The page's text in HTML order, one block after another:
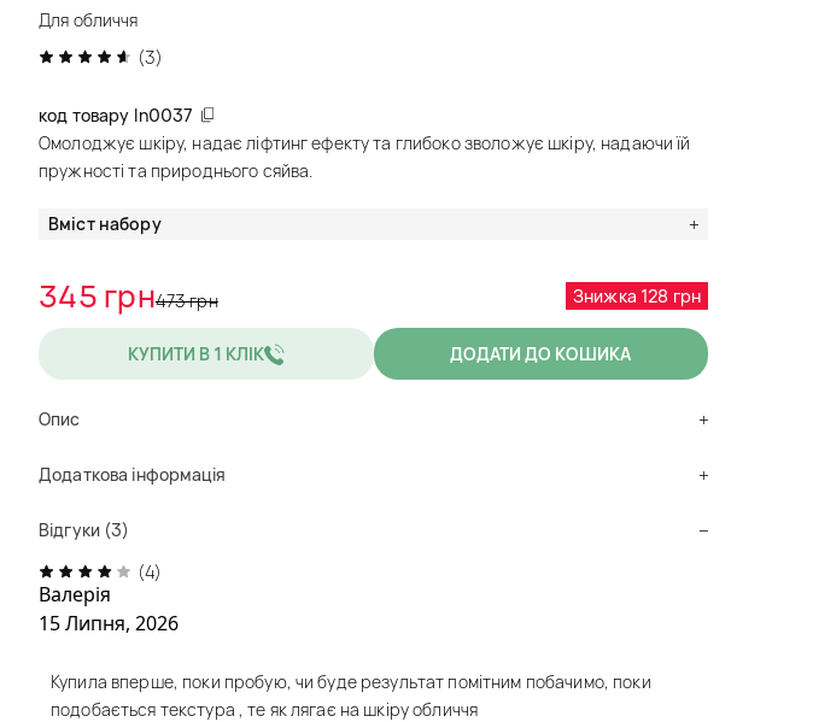
Для обличчя
(3)
код товару ln0037
Омолоджує шкіру, надає ліфтинг ефекту та глибоко зволожує шкіру, надаючи їй
пружності та природнього сяйва.
Вміст набору
345 грн473 грн Знижка 128 грн
КУПИТИ В 1 КЛІК ДОДАТИ ДО КОШИКА
Опис
Додаткова інформація
Відгуки (3)
(4)
Валерія
15 Липня, 2026
Купила вперше, поки пробую, чи буде результат помітним побачимо, поки
подобається текстура , те як лягає на шкіру обличчя